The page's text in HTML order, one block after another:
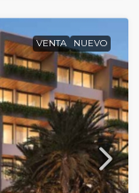
VENTA NUEVO